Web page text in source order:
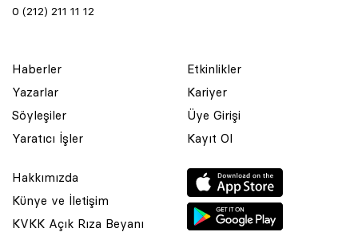
0 (212) 211 11 12
Haberler
Yazarlar
Söyleşiler
Yaratıcı İşler
Etkinlikler
Kariyer
Üye Girişi
Kayıt Ol
Hakkımızda
Künye ve İletişim
KVKK Açık Rıza Beyanı